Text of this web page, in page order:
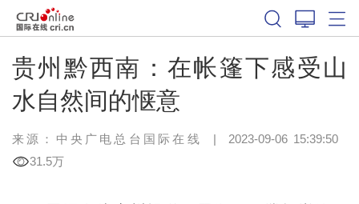
贵州黔西南：在帐篷下感受山
水自然间的惬意
来源：中央广电总台国际在线 | 2023-09-06 15:39:50
31.5万